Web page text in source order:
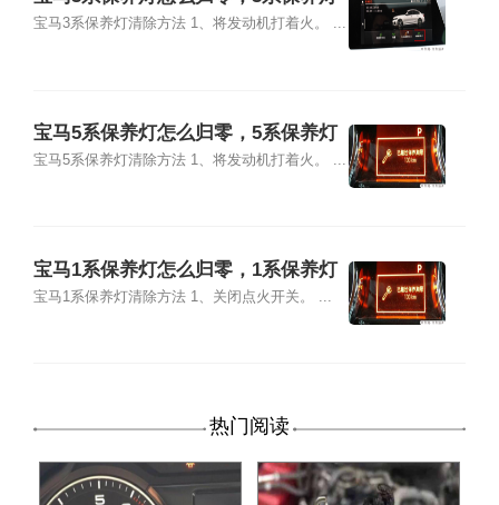
复位清零方法
宝马3系保养灯清除方法 1、将发动机打着火。 ...
宝马5系保养灯怎么归零，5系保养灯
复位清零方法
宝马5系保养灯清除方法 1、将发动机打着火。 ...
宝马1系保养灯怎么归零，1系保养灯
复位清零方法
宝马1系保养灯清除方法 1、关闭点火开关。 ...
热门阅读